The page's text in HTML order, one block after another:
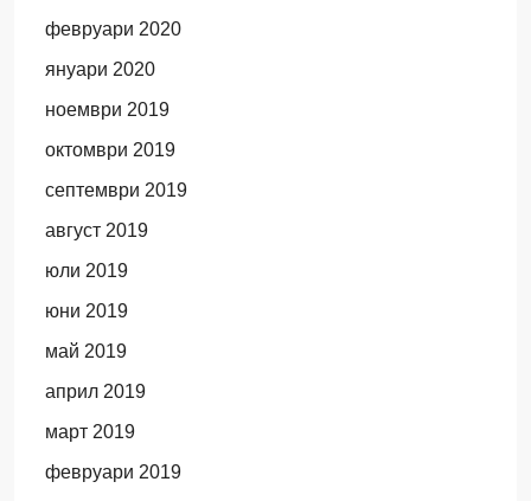
февруари 2020
януари 2020
ноември 2019
октомври 2019
септември 2019
август 2019
юли 2019
юни 2019
май 2019
април 2019
март 2019
февруари 2019